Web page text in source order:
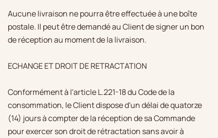
Aucune livraison ne pourra être effectuée à une boîte
postale. Il peut être demandé au Client de signer un bon
de réception au moment de la livraison.
ECHANGE ET DROIT DE RETRACTATION
Conformément à l'article L.221-18 du Code de la
consommation, le Client dispose d'un délai de quatorze
(14) jours à compter de la réception de sa Commande
pour exercer son droit de rétractation sans avoir à